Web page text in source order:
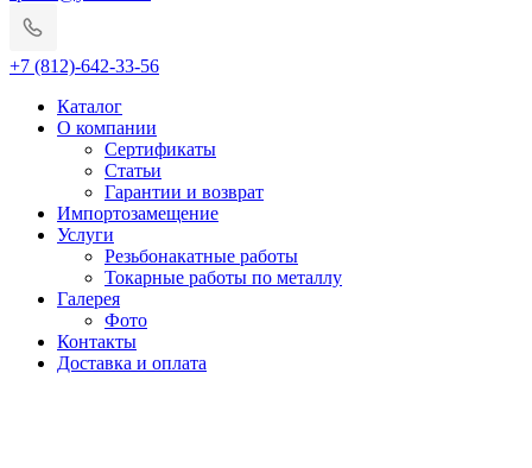
+7 (812)-642-33-56
Каталог
О компании
Сертификаты
Статьи
Гарантии и возврат
Импортозамещение
Услуги
Резьбонакатные работы
Токарные работы по металлу
Галерея
Фото
Контакты
Доставка и оплата